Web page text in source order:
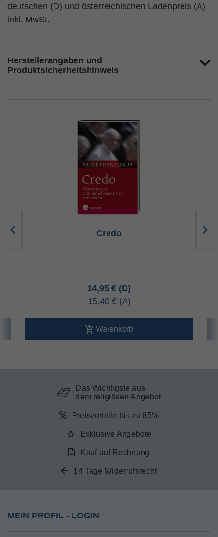
deutschen (D) und österreichischen Ladenpreis (A)
inkl. MwSt.
Herstellerangaben und
Produktsicherheitshinweis
Credo
14,95 €
15,40 €
Warenkorb
Das Wichtigste aus
dem religiösen Angebot
Preisvorteile bis zu 85%
Exklusive Angebote
Kauf auf Rechnung
14 Tage Widerrufsrecht
MEIN PROFIL - LOGIN